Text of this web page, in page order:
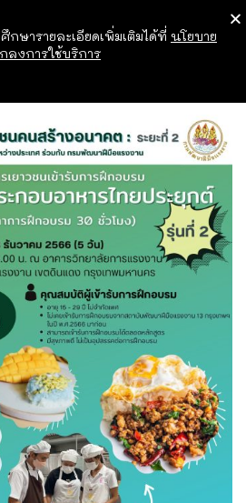
ษารายละเอียดเพิ่มเติมได้ที่ นโยบาย
ลงการใช้บริการ